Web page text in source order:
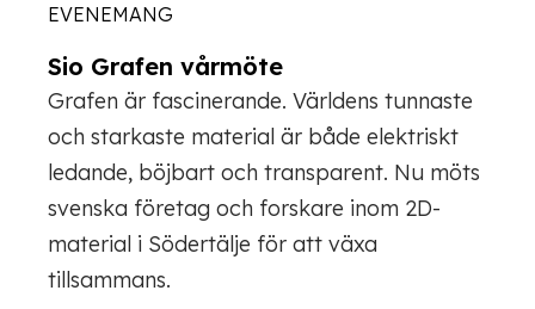
EVENEMANG
Sio Grafen vårmöte
Grafen är fascinerande. Världens tunnaste
och starkaste material är både elektriskt
ledande, böjbart och transparent. Nu möts
svenska företag och forskare inom 2D-
material i Södertälje för att växa
tillsammans.